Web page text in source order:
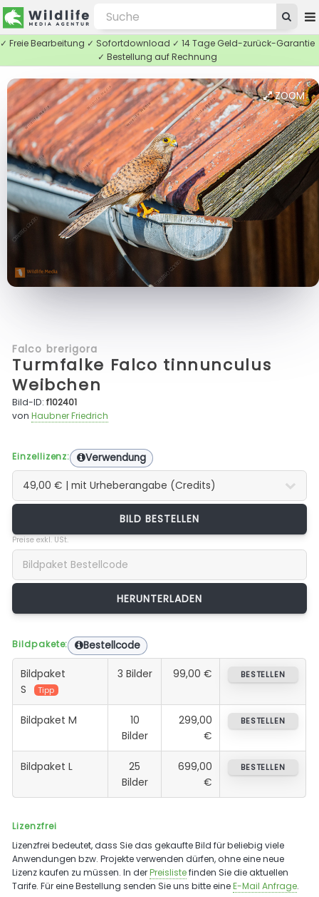
✓ Freie Bearbeitung ✓ Sofortdownload ✓ 14 Tage Geld-zurück-Garantie
✓ Bestellung auf Rechnung
ZOOM
Falco brerigora
Turmfalke Falco tinnunculus
Weibchen
Bild-ID:f102401
vonHaubner Friedrich
Einzellizenz: Verwendung
BILD BESTELLEN
Preise exkl. USt.
Bildpakete: Bestellcode
Bildpaket
S
Tipp
3 Bilder 99,00 € BESTELLEN
Bildpaket M
10
Bilder
299,00
€
BESTELLEN
Bildpaket L
25
Bilder
699,00
€
BESTELLEN
Lizenzfrei
Lizenzfrei bedeutet, dass Sie das gekaufte Bild für beliebig viele
Anwendungen bzw. Projekte verwenden dürfen, ohne eine neue
Lizenz kaufen zu müssen. In derPreislistefinden Sie die aktuellen
Tarife. Für eine Bestellung senden Sie uns bitte eineE-Mail Anfrage.